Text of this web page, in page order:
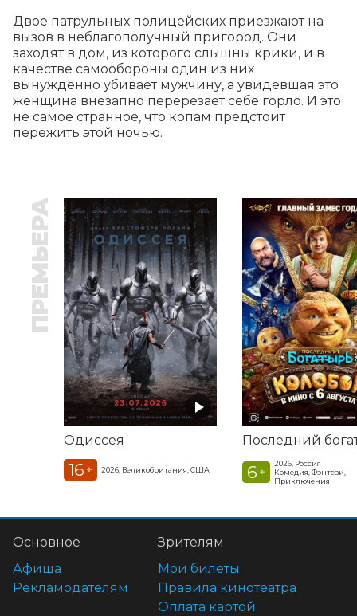
Двое патрульных полицейских приезжают на
вызов в неблагополучный пригород. Они
заходят в дом, из которого слышны крики, и в
качестве самообороны один из них
вынужденно убивает мужчину, а увидевшая это
женщина внезапно перерезает себе горло. И это
не самое странное, что копам предстоит
пережить этой ночью.
ПРЕМЬЕРА
Одиссея
16 + 2026, Великобритания, США 6 +
2026, Россия
Комедия, Фэнтези,
Приключения
Основное
Афиша
Рекламодателям
Зрителям
Мои билеты
Правила кинотеатра
Оплата картой